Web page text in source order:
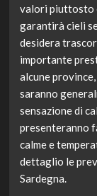
valori piuttosto
garantirà cieli
desidera
importante
alcune
saranno
sensazione di
presenteranno
calme e
dettaglio le
Sardegna.